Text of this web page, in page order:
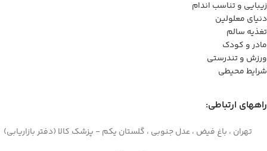
زیبایی و تناسب اندام
دنیای معلولین
تغذیه سالم
مادر و کودک
ورزش و تندرستی
شرایط محیطی
راههای ارتباطی:
تهران ، باغ فیض ، عدل جنوبی ، گلستان یکم - پزشک کالا (دفتر بازاریابی)